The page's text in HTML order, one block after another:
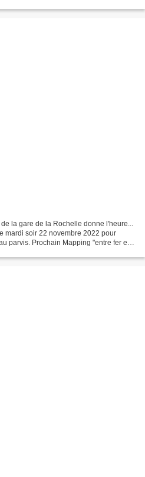
la gare de la Rochelle donne l'heure...
mardi soir 22 novembre 2022 pour
parvis. Prochain Mapping "entre fer et